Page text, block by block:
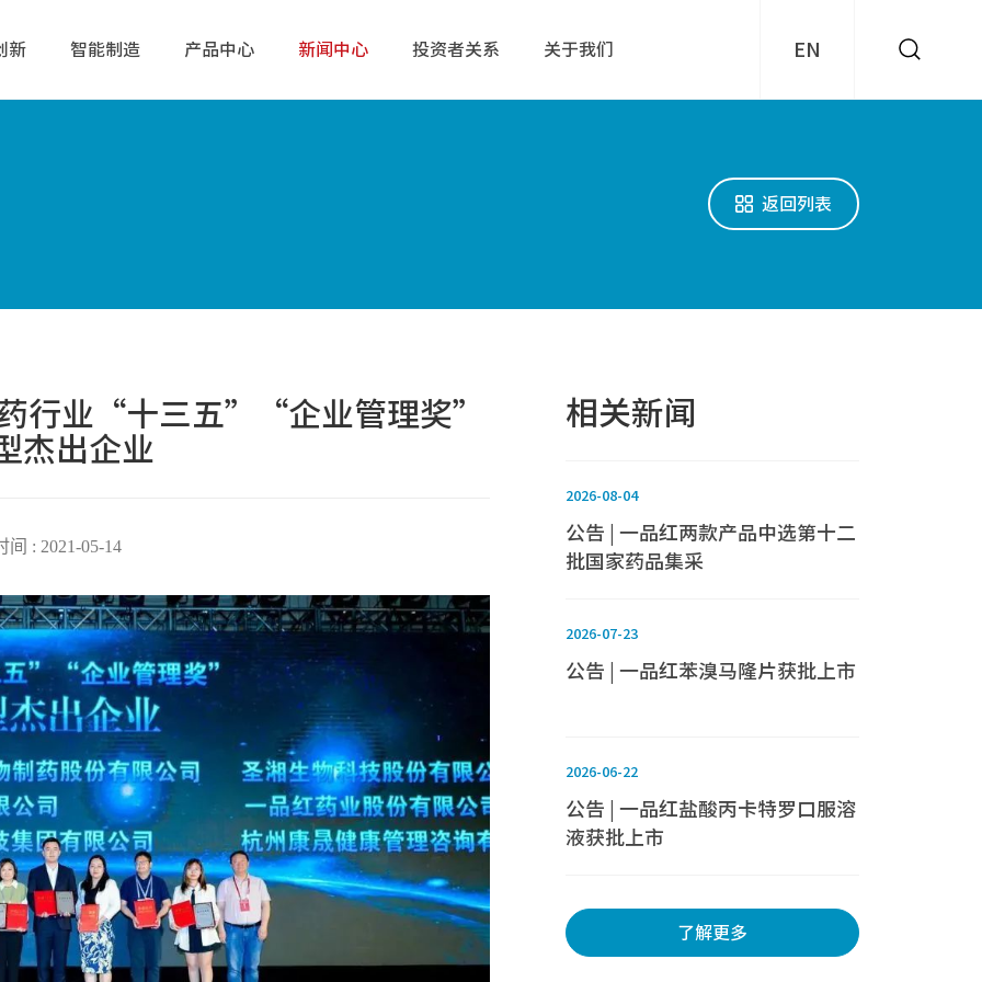
EN
新 智能制造 产品中心 新闻中心 投资者关系 关于我们
返回列表
行业“十三五”“企业管理奖”
杰出企业
间 : 2021-05-14
相关新闻
2026-08-04
公告 | 一品红两款产品中选第十二
批国家药品集采
2026-07-23
公告 | 一品红苯溴马隆片获批上市
2026-06-22
公告 | 一品红盐酸丙卡特罗口服溶
液获批上市
了解更多